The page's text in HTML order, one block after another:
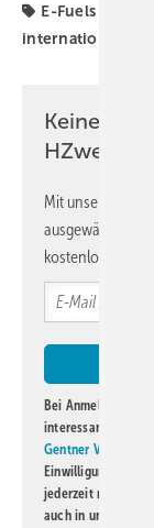
E-Fuels
international
Keine
HZwei-
Mit unserem
ausgewählte
kostenlos direkt
Bei Anmeldung zu
interessante
Gentner Verlag
Einwilligung kann
jederzeit möglich.
auch in unserer